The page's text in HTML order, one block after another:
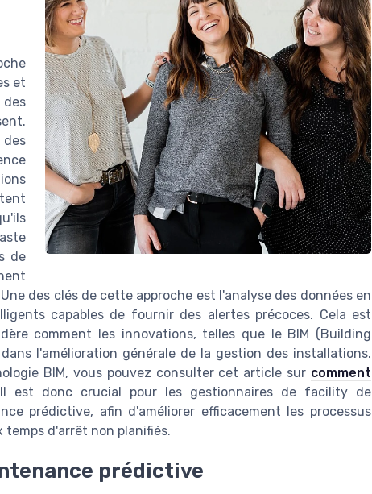
et
de
des clés de cette approche est l'analyse des données en
capables de fournir des alertes précoces. Cela est
comment les innovations, telles que le BIM (Building
l'amélioration générale de la gestion des installations.
BIM, vous pouvez consulter cet article sur comment
est donc crucial pour les gestionnaires de facility de
prédictive, afin d'améliorer efficacement les processus
d'arrêt non planifiés.
prédictive